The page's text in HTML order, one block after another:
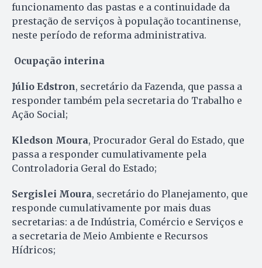
funcionamento das pastas e a continuidade da
prestação de serviços à população tocantinense,
neste período de reforma administrativa.
Ocupação interina
Júlio Edstron, secretário da Fazenda, que passa a
responder também pela secretaria do Trabalho e
Ação Social;
Kledson Moura, Procurador Geral do Estado, que
passa a responder cumulativamente pela
Controladoria Geral do Estado;
Sergislei Moura, secretário do Planejamento, que
responde cumulativamente por mais duas
secretarias: a de Indústria, Comércio e Serviços e
a secretaria de Meio Ambiente e Recursos
Hídricos;